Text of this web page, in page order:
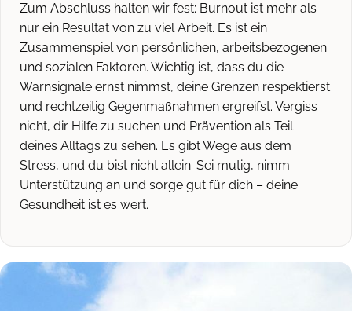
Zum Abschluss halten wir fest: Burnout ist mehr als
nur ein Resultat von zu viel Arbeit. Es ist ein
Zusammenspiel von persönlichen, arbeitsbezogenen
und sozialen Faktoren. Wichtig ist, dass du die
Warnsignale ernst nimmst, deine Grenzen respektierst
und rechtzeitig Gegenmaßnahmen ergreifst. Vergiss
nicht, dir Hilfe zu suchen und Prävention als Teil
deines Alltags zu sehen. Es gibt Wege aus dem
Stress, und du bist nicht allein. Sei mutig, nimm
Unterstützung an und sorge gut für dich – deine
Gesundheit ist es wert.